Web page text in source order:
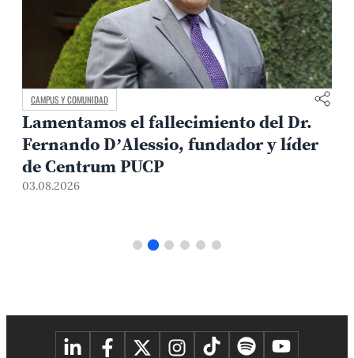
CAMPUS Y COMUNIDAD
Lamentamos el fallecimiento del Dr.
Fernando D’Alessio, fundador y líder
de Centrum PUCP
03.08.2026